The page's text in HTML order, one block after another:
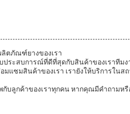
ลิตภัณฑ์ยางของเรา
บประสบการณ์ที่ดีที่สุดกับสินค้าของเราทีม
แซมสินค้าของเรา เรายังให้บริการใน
บลูกค้าของเราทุกคน หากคุณมีคําถามห